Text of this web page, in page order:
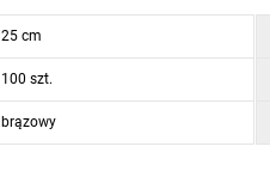
25 cm
100 szt.
brązowy